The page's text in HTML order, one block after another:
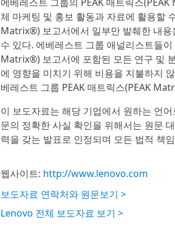
체 마케팅 및 홍보 활동과 자료에 활용할
Matrix®) 보고서에서 일부만 발췌한 내용
수 있다. 에베레스트 그룹 애널리스트들
Matrix®) 보고서에 포함된 모든 연구 및
에 영향을 미치기 위해 비용을 지불하지
베레스트 그룹 PEAK 매트릭스(PEAK
이 보도자료는 해당 기업에서 원하는 언
문의 정확한 사실 확인을 위해서는 원문
력을 갖는 발표로 인정되며 모든 법적 책
웹사이트: http://www.lenovo.com
보도자료 연락처와 원문보기 >
Lenovo 전체 보도자료 보기 >